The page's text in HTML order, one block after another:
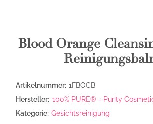
Blood Orange
Artikelnummer: 1FBOCB
Hersteller: 100% PURE® - Purity
Kategorie: Gesichtsreinigung